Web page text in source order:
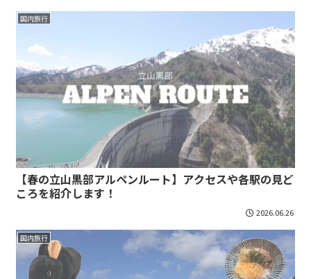
国内旅行
【春の立山黒部アルペンルート】アクセスや各駅の見ど
ころを紹介します！
2026.06.26
国内旅行